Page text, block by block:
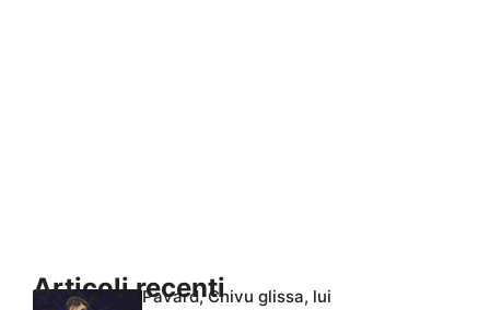
Articoli recentiPavard, Chivu glissa, lui